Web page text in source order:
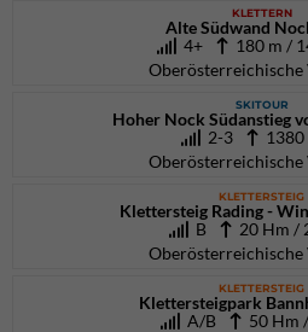
KLETTERN
Alte Südwand
4+
180 m /
Oberösterreichische
SKITOUR
Hoher Nock Südanstieg
2-3 1380
Oberösterreichische
KLETTERSTEIG
Klettersteig Rading -
B
20 Hm /
Oberösterreichische
KLETTERSTEIG
Klettersteigpark
A/B 50 Hm